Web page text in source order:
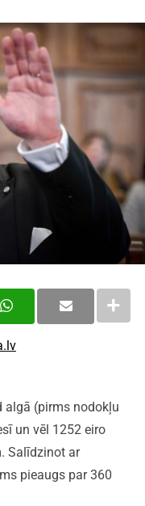
algā (pirms nodokļu
un vēl 1252 eiro
Salīdzinot ar
pieaugs par 360